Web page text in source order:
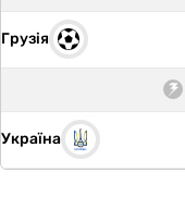
Грузія
Україна